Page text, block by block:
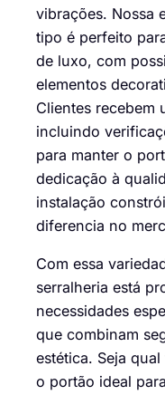
vibrações. Nossa
tipo é perfeito
de luxo, com
elementos
Clientes recebem
incluindo
para manter o
dedicação à
instalação
diferencia no
Com essa
serralheria está
necessidades
que combinam
estética. Seja
o portão ideal